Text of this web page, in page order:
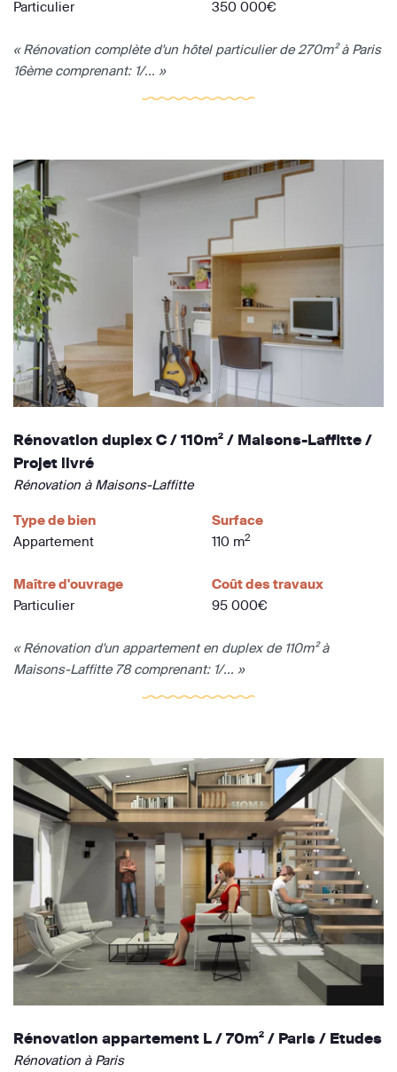
Particulier
350 000€
« Rénovation complète d'un hôtel particulier de 270m² à Paris
16ème comprenant: 1/... »
Rénovation duplex C / 110m² / Maisons-Laffitte /
Projet livré
Rénovation à Maisons-Laffitte
Type de bien
Appartement
Surface
110 m2
Maître d'ouvrage
Particulier
Coût des travaux
95 000€
« Rénovation d'un appartement en duplex de 110m² à
Maisons-Laffitte 78 comprenant: 1/... »
Rénovation appartement L / 70m² / Paris / Etudes
Rénovation à Paris